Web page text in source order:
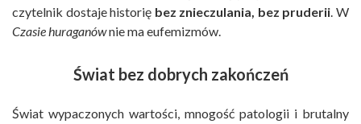
czytelnik dostaje historię bez znieczulania, bez pruderii. W
Czasie huraganównie ma eufemizmów.
Świat bez dobrych zakończeń
Świat wypaczonych wartości, mnogość patologii i brutalny